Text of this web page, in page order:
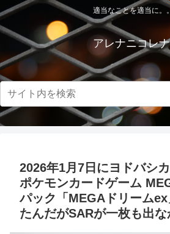
適当なことを適当に。
アレナニコレ
2026年1月7日にヨドバシ
ポケモンカードゲーム
パック「MEGAドリーム
たんだがSARが一枚も出